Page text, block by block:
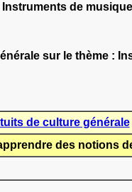
Instruments de musique
sur le thème :
de culture générale
des notions